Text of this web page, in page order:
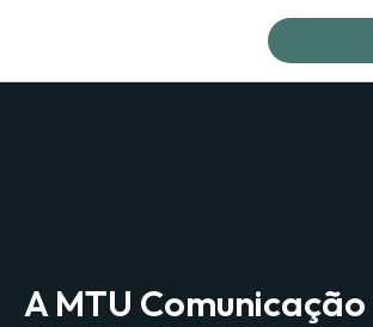
A MTU Comunicação